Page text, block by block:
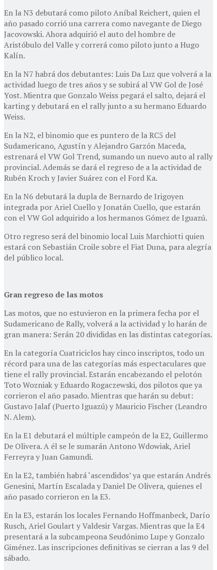
En la N3 debutará como piloto Aníbal Reichert, quien el
año pasado corrió una carrera como navegante de Diego
Jacovowski. Ahora adquirió el auto del hombre de
Aristóbulo del Valle y correrá como piloto junto a Hugo
Kalín.
En la N7 habrá dos debutantes: Luis Da Luz que volverá a la
actividad luego de tres años y se subirá al VW Gol de José
Yost. Mientra que Gonzalo Weiss pegará el salto, dejará el
karting y debutará en el rally junto a su hermano Eduardo
Weiss.
En la N2, el binomio que es puntero de la RC5 del
Sudamericano, Agustín y Alejandro Garzón Maceda,
estrenará el VW Gol Trend, sumando un nuevo auto al rally
provincial. Además se dará el regreso de a la actividad de
Rubén Kroch y Javier Suárez con el Ford Ka.
En la N6 debutará la dupla de Bernardo de Irigoyen
integrada por Ariel Cuello y Jonatán Cuello, que estarán
con el VW Gol adquirido a los hermanos Gómez de Iguazú.
Otro regreso será del binomio local Luis Marchiotti quien
estará con Sebastián Croile sobre el Fiat Duna, para alegría
del público local.
Gran regreso de las motos
Las motos, que no estuvieron en la primera fecha por el
Sudamericano de Rally, volverá a la actividad y lo harán de
gran manera: Serán 20 divididas en las distintas categorías.
En la categoría Cuatriciclos hay cinco inscriptos, todo un
récord para una de las categorías más espectaculares que
tiene el rally provincial. Estarán encabezando el pelotón
Toto Wozniak y Eduardo Rogaczewski, dos pilotos que ya
corrieron el año pasado. Mientras que harán su debut:
Gustavo Jalaf (Puerto Iguazú) y Mauricio Fischer (Leandro
N. Alem).
En la E1 debutará el múltiple campeón de la E2, Guillermo
De Olivera. A él se le sumarán Antono Wdowiak, Ariel
Ferreyra y Juan Gamundi.
En la E2, también habrá ‘ascendidos’ ya que estarán Andrés
Genesini, Martín Escalada y Daniel De Olivera, quienes el
año pasado corrieron en la E3.
En la E3, estarán los locales Fernando Hoffmanbeck, Darío
Rusch, Ariel Goulart y Valdesir Vargas. Mientras que la E4
presentará a la subcampeona Seudónimo Lupe y Gonzalo
Giménez. Las inscripciones definitivas se cierran a las 9 del
sábado.